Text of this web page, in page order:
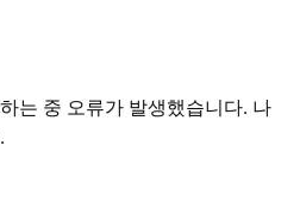
공기를 마시며 일하는 체류에
페리를 방문하십시오.
낚시 런어바웃을 당일 대여할
는 중 오류가 발생했습니다. 나